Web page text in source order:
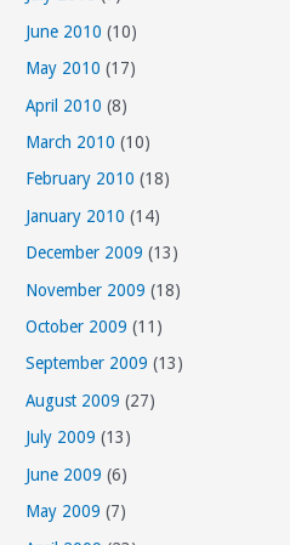
June 2010 (10)
May 2010 (17)
April 2010 (8)
March 2010 (10)
February 2010 (18)
January 2010 (14)
December 2009 (13)
November 2009 (18)
October 2009 (11)
September 2009 (13)
August 2009 (27)
July 2009 (13)
June 2009 (6)
May 2009 (7)